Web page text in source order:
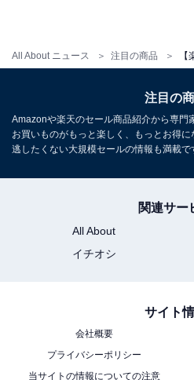
All About ニュース 注目の商品
宿【5月25日】
注目の
Amazonや楽天のセール商品紹介から専門
お買いものがもっと楽しく、もっとお得
逃したくない大規模セールの情報も満載で
関連サー
All About
イチオシ
サイト
会社概要
プライバシーポリシー
当サイトの情報についての注意